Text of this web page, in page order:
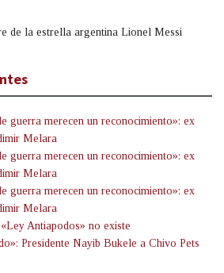
de la estrella argentina Lionel Messi
guerra merecen un reconocimiento»: ex
Melara
guerra merecen un reconocimiento»: ex
Melara
guerra merecen un reconocimiento»: ex
Melara
Antiapodos» no existe
Presidente Nayib Bukele a Chivo Pets